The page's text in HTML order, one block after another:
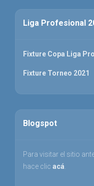
Liga Profesional
Fixture Copa Liga
Fixture Torneo 2021
Blogspot
Para visitar el sitio
hace clic acá